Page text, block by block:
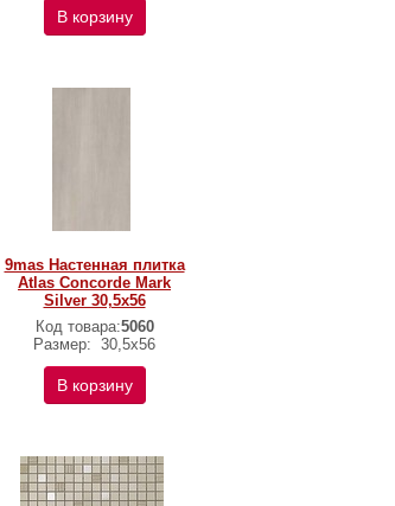
В корзину
9mas Настенная плитка
Atlas Concorde Mark
Silver 30,5x56
Код товара:5060
Размер: 30,5x56
В корзину